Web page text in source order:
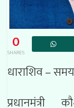
0
SHARES
धाराशिव –
प्रधानमंत्री